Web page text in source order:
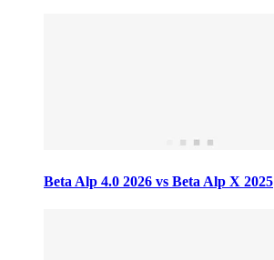
Beta Alp 4.0 2026 vs Beta Alp X 2025